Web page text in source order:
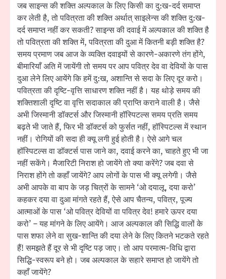
जब साइन्स की शक्ति अल्पकाल के लिए किसी का दु:ख-दर्द समाप्त
कर लेती है, तो पवित्रता की शक्ति अर्थात् साइलेन्स की शक्ति दु:ख-
दर्द समाप्त नहीं कर सकती? साइन्स की दवाई में अल्पकाल की शक्ति है
तो पवित्रता की शक्ति में, पवित्रता की दुआ में कितनी बड़ी शक्ति है?
समय प्रमाण जब आज के व्यक्ति दवाइयों से कारणे-अकारणे तंग होंगे,
बीमारियाँ अति में जायेंगी तो समय पर आप पवित्र देव वा देवियों के पास
दुआ लेने लिए आयेंगे कि हमें दु:ख, अशान्ति से सदा के लिए दूर करो।
पवित्रता की दृष्टि-वृत्ति साधारण शक्ति नहीं है। यह थोड़े समय की
शक्तिशाली दृष्टि वा वृत्ति सदाकाल की प्राप्ति कराने वाली है। जैसे
अभी जिस्मानी डॉक्टर्स और जिस्मानी हॉस्पिटल्स समय प्रति समय
बढ़ते भी जाते हैं, फिर भी डॉक्टर्स को फुर्सत नहीं, हॉस्पिटल्स में स्थान
नहीं। रोगियों की सदा ही क्यू लगी हुई होती है। ऐसे आगे चल
हॉस्पिटल्स वा डॉक्टर्स पास जाने का, दवाई करने का, चाहते हुए भी जा
नहीं सकेंगे। मैजारिटी निराश हो जायेंगे तो क्या करेंगे? जब दवा से
निराश होंगे तो कहाँ जायेंगे? आप लोगों के पास भी क्यू लगेगी। जैसे
अभी आपके वा बाप के जड़ चित्रों के सामने ‘ओ दयालू, दया करो’
कहकर दया वा दुआ मांगते रहते हैं, ऐसे आप चैतन्य, पवित्र, पूज्य
आत्माओं के पास ‘ओ पवित्र देवियों वा पवित्र देव! हमारे ऊपर दया
करो’ – यह मांगने के लिए आयेंगे। आज अल्पकाल की सिद्धि वालों के
पास शफा लेने वा सुख-शान्ति की दया लेने के लिए कितने भटकते रहते
हैं! समझते हैं दूर से भी दृष्टि पड़ जाए। तो आप परमात्म-विधि द्वारा
सिद्धि-स्वरूप बने हो। जब अल्पकाल के सहारे समाप्त हो जायेंगे तो
कहाँ जायेंगे?